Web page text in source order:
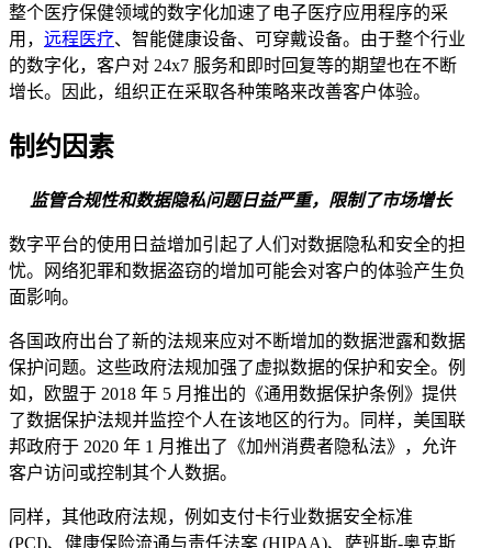
整个医疗保健领域的数字化加速了电子医疗应用程序的采
用， 远程医疗、智能健康设备、可穿戴设备。由于整个行业
的数字化，客户对 24x7 服务和即时回复等的期望也在不断
增长。因此，组织正在采取各种策略来改善客户体验。
制约因素
监管合规性和数据隐私问题日益严重，限制了市场增长
数字平台的使用日益增加引起了人们对数据隐私和安全的担
忧。网络犯罪和数据盗窃的增加可能会对客户的体验产生负
面影响。
各国政府出台了新的法规来应对不断增加的数据泄露和数据
保护问题。这些政府法规加强了虚拟数据的保护和安全。例
如，欧盟于 2018 年 5 月推出的《通用数据保护条例》提供
了数据保护法规并监控个人在该地区的行为。同样，美国联
邦政府于 2020 年 1 月推出了《加州消费者隐私法》，允许
客户访问或控制其个人数据。
同样，其他政府法规，例如支付卡行业数据安全标准
(PCI)、健康保险流通与责任法案 (HIPAA)、萨班斯-奥克斯